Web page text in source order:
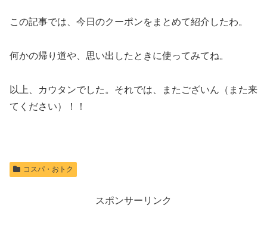
この記事では、今日のクーポンをまとめて紹介したわ。
何かの帰り道や、思い出したときに使ってみてね。
以上、カウタンでした。それでは、またございん（また来
てください）！！
コスパ・おトク
スポンサーリンク